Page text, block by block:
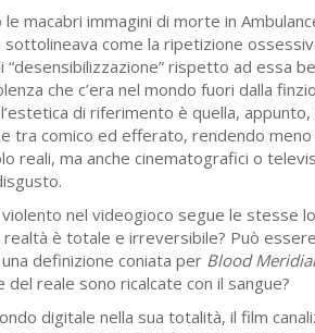
macabri immagini di morte in
come la ripetizione
rispetto ad essa
che c’era nel mondo fuori dalla
di riferimento è quella,
tra comico ed efferato, rendendo meno
reali, ma anche cinematografici o
nel videogioco segue le stesse
realtà è totale e irreversibile? Può
definizione coniata per Blood
del reale sono ricalcate con il sangue?
digitale nella sua totalità, il film